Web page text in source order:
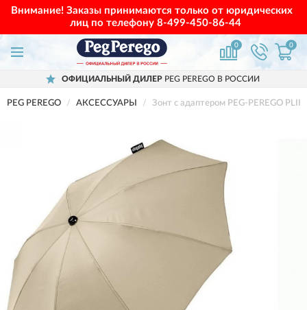
Внимание! Заказы принимаются только от юридических
лиц по телефону 8-499-450-86-44
0 0
ОФИЦИАЛЬНЫЙ ДИЛЕР PEG PEREGO В РОССИИ
PEG PEREGO АКСЕССУАРЫ Зонт с адаптером PEG-PEREGO